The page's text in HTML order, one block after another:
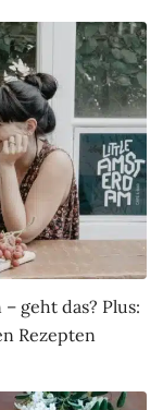
geht das? Plus:
Rezepten